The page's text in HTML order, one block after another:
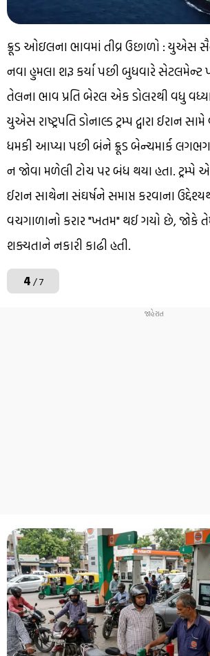
ક્રૂડ ઓઇલના ભાવમાં તીવ્ર ઉછાળો : યુએસ
નવા હુમલા શરૂ કર્યા પછી બુધવારે સેટલમેન્ટ
તેલના ભાવ પ્રતિ બેરલ એક ડોલરથી વધુ વધ્યા
યુએસ રાષ્ટ્રપતિ ડોનાલ્ડ ટ્રમ્પ દ્વારા ઈરાન
ધમકી આપ્યા પછી બંને ક્રૂડ બેન્ચમાર્ક
ન જોવા મળેલી ટોચ પર બંધ થયા હતા. ટ્રમ્પે
ઈરાન સાથેના સંઘર્ષને સમાપ્ત કરવાના
વચગાળાનો કરાર "ખતમ" થઈ ગયો છે, જોકે
શક્યતાને નકારી કાઢી હતી.
4/ 7